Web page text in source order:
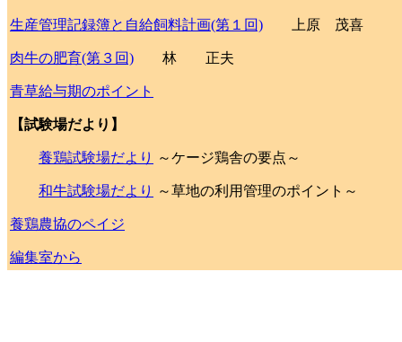
生産管理記録簿と自給飼料計画(第１回) 上原 茂喜
肉牛の肥育(第３回) 林 正夫
青草給与期のポイント
【試験場だより】
養鶏試験場だより ～ケージ鶏舎の要点～
和牛試験場だより ～草地の利用管理のポイント～
養鶏農協のペイジ
編集室から